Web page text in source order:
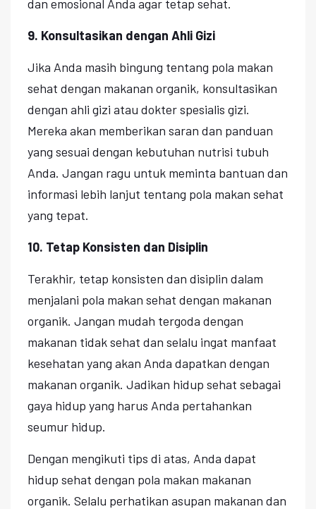
dan emosional Anda agar tetap sehat.
9. Konsultasikan dengan Ahli Gizi
Jika Anda masih bingung tentang pola makan
sehat dengan makanan organik, konsultasikan
dengan ahli gizi atau dokter spesialis gizi.
Mereka akan memberikan saran dan panduan
yang sesuai dengan kebutuhan nutrisi tubuh
Anda. Jangan ragu untuk meminta bantuan dan
informasi lebih lanjut tentang pola makan sehat
yang tepat.
10. Tetap Konsisten dan Disiplin
Terakhir, tetap konsisten dan disiplin dalam
menjalani pola makan sehat dengan makanan
organik. Jangan mudah tergoda dengan
makanan tidak sehat dan selalu ingat manfaat
kesehatan yang akan Anda dapatkan dengan
makanan organik. Jadikan hidup sehat sebagai
gaya hidup yang harus Anda pertahankan
seumur hidup.
Dengan mengikuti tips di atas, Anda dapat
hidup sehat dengan pola makan makanan
organik. Selalu perhatikan asupan makanan dan